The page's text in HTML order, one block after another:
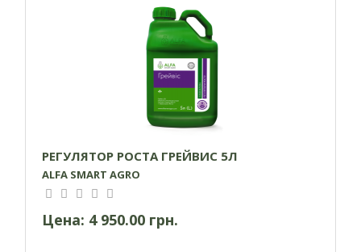
чем через десять дней после проведения обработки
препаратом. Препарат можно комбинировать со многими
гербицидами, инсектицидами, фунгицидами, микро- и
микроэлементными удобрениями. Следует отметить, что
не рекомендуется смешивать этот препарат с
содержащими детиокарбонаты или серу.
препарата и медийными средствами, содержащими медь,
должен составлять не менее одного месяца. Не
рекомендуется вносить на бедных почвах с низким
препарата составляет от +10 до +25°C. Также следует
РЕГУЛЯТОР РОСТА ГРЕЙВИС 5Л
ALFA SMART AGRO
Цена: 4 950.00 грн.